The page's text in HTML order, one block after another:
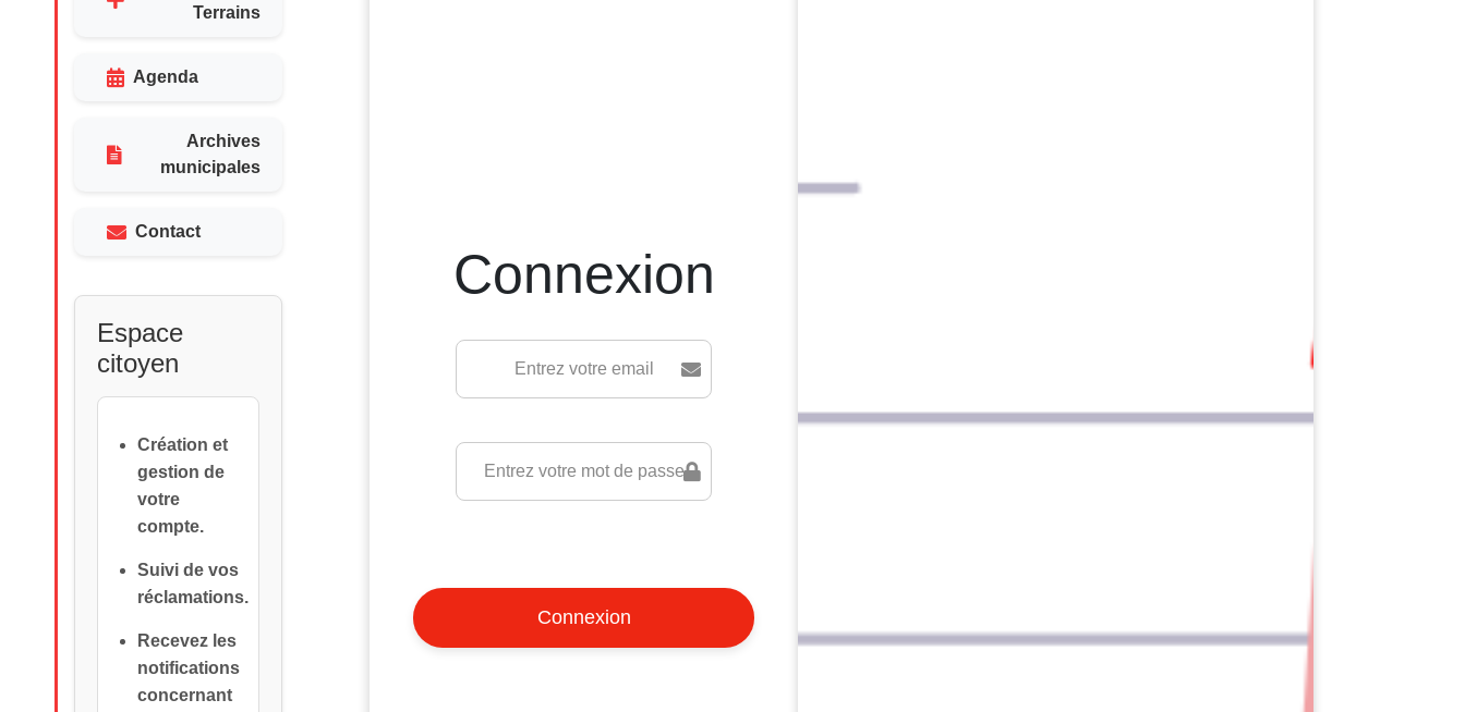
Terrains
Agenda
Archives
municipales
Contact
Espace
citoyen
Création et
gestion de
votre
compte.
Suivi de vos
réclamations.
Recevez les
notifications
concernant
Connexion